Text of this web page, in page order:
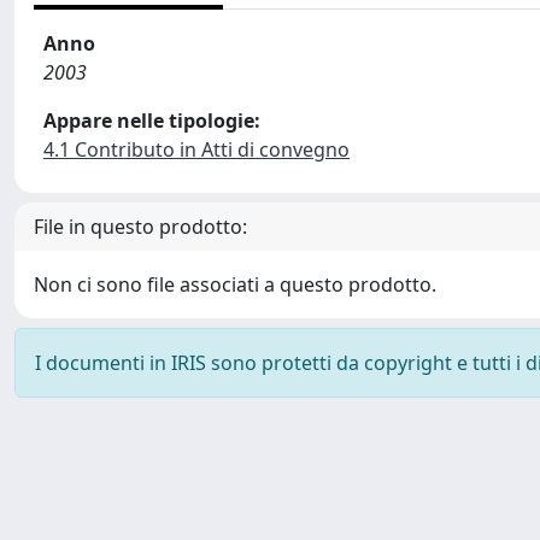
Anno
2003
Appare nelle tipologie:
4.1 Contributo in Atti di convegno
File in questo prodotto:
Non ci sono file associati a questo prodotto.
I documenti in IRIS sono protetti da copyright e tutti i